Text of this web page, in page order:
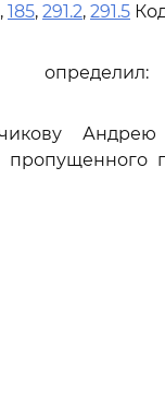
, 185, 291.2, 291.5
определил:
пропущенного